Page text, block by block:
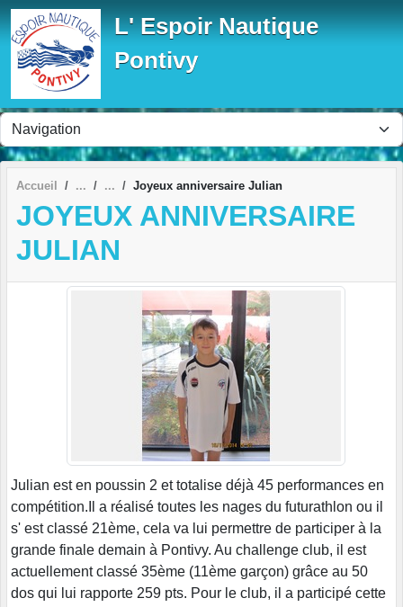
L' Espoir Nautique
Pontivy
Accueil Joyeux anniversaire Julian
JOYEUX ANNIVERSAIRE
JULIAN
Julian est en poussin 2 et totalise déjà 45 performances en
compétition.Il a réalisé toutes les nages du futurathlon ou il
s' est classé 21ème, cela va lui permettre de participer à la
grande finale demain à Pontivy. Au challenge club, il est
actuellement classé 35ème (11ème garçon) grâce au 50
dos qui lui rapporte 259 pts. Pour le club, il a participé cette
Panneau de gestion des cookies